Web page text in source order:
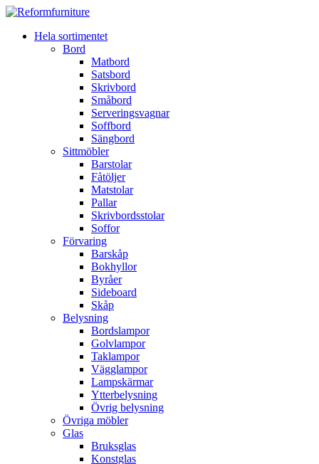
Hela sortimentet
Bord
Matbord
Satsbord
Skrivbord
Småbord
Serveringsvagnar
Soffbord
Sängbord
Sittmöbler
Barstolar
Fåtöljer
Matstolar
Pallar
Skrivbordsstolar
Soffor
Förvaring
Barskåp
Bokhyllor
Byråer
Sideboard
Skåp
Belysning
Bordslampor
Golvlampor
Taklampor
Vägglampor
Lampskärmar
Ytterbelysning
Övrig belysning
Övriga möbler
Glas
Bruksglas
Konstglas